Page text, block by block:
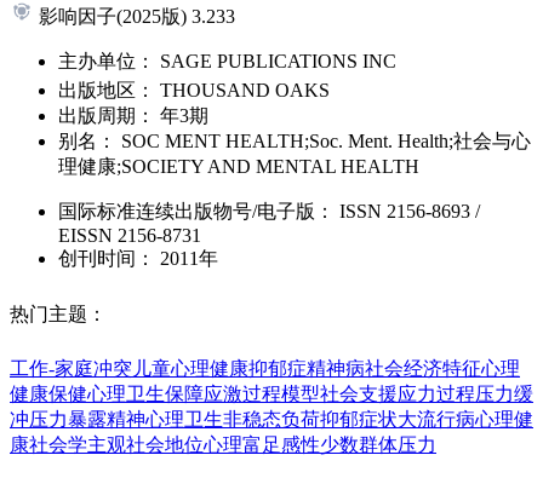
影响因子(2025版) 3.233
主办单位：
SAGE PUBLICATIONS INC
出版地区：
THOUSAND OAKS
出版周期：
年3期
别名：
SOC MENT HEALTH;Soc. Ment. Health;社会与心
理健康;SOCIETY AND MENTAL HEALTH
国际标准连续出版物号/电子版 ： ISSN 2156-8693 /
EISSN 2156-8731
创刊时间：
2011年
热门主题：
工作-家庭冲突 儿童心理健康抑郁症精神病社会经济特征心理
健康保健心理卫生保障应激过程模型社会支援应力过程压力缓
冲压力暴露精神心理卫生非稳态负荷抑郁症状大流行病心理健
康社会学主观社会地位心理富足感性少数群体压力